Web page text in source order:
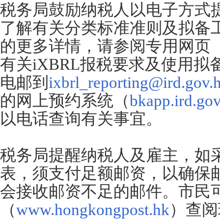
税务局鼓励纳税人以电子方式
了解有关分类标准准则及拟备
的更多详情，请参阅专用网页
有关iXBRL报税要求及使用拟
电邮到
的网上预约系统（
以电话查询有关事宜。
税务局提醒纳税人及雇主，如
表，须支付足额邮资，以确保
会接收邮资不足的邮件。市民
（www.hongkongpost.hk）查